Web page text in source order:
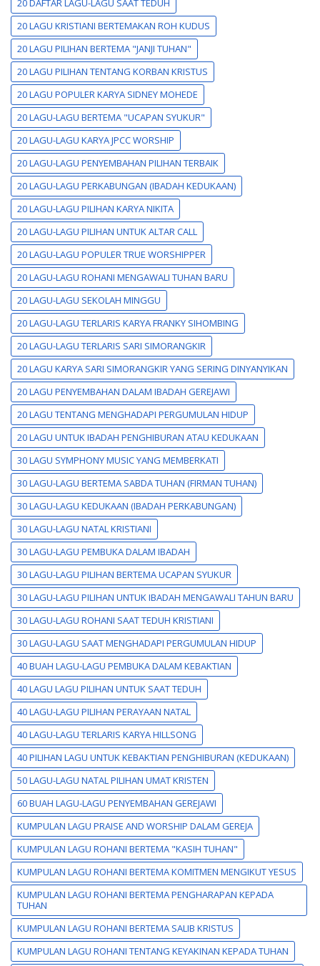
20 DAFTAR LAGU-LAGU SAAT TEDUH
20 LAGU KRISTIANI BERTEMAKAN ROH KUDUS
20 LAGU PILIHAN BERTEMA "JANJI TUHAN"
20 LAGU PILIHAN TENTANG KORBAN KRISTUS
20 LAGU POPULER KARYA SIDNEY MOHEDE
20 LAGU-LAGU BERTEMA "UCAPAN SYUKUR"
20 LAGU-LAGU KARYA JPCC WORSHIP
20 LAGU-LAGU PENYEMBAHAN PILIHAN TERBAIK
20 LAGU-LAGU PERKABUNGAN (IBADAH KEDUKAAN)
20 LAGU-LAGU PILIHAN KARYA NIKITA
20 LAGU-LAGU PILIHAN UNTUK ALTAR CALL
20 LAGU-LAGU POPULER TRUE WORSHIPPER
20 LAGU-LAGU ROHANI MENGAWALI TUHAN BARU
20 LAGU-LAGU SEKOLAH MINGGU
20 LAGU-LAGU TERLARIS KARYA FRANKY SIHOMBING
20 LAGU-LAGU TERLARIS SARI SIMORANGKIR
20 LAGU KARYA SARI SIMORANGKIR YANG SERING DINYANYIKAN
20 LAGU PENYEMBAHAN DALAM IBADAH GEREJAWI
20 LAGU TENTANG MENGHADAPI PERGUMULAN HIDUP
20 LAGU UNTUK IBADAH PENGHIBURAN ATAU KEDUKAAN
30 LAGU SYMPHONY MUSIC YANG MEMBERKATI
30 LAGU-LAGU BERTEMA SABDA TUHAN (FIRMAN TUHAN)
30 LAGU-LAGU KEDUKAAN (IBADAH PERKABUNGAN)
30 LAGU-LAGU NATAL KRISTIANI
30 LAGU-LAGU PEMBUKA DALAM IBADAH
30 LAGU-LAGU PILIHAN BERTEMA UCAPAN SYUKUR
30 LAGU-LAGU PILIHAN UNTUK IBADAH MENGAWALI TAHUN BARU
30 LAGU-LAGU ROHANI SAAT TEDUH KRISTIANI
30 LAGU-LAGU SAAT MENGHADAPI PERGUMULAN HIDUP
40 BUAH LAGU-LAGU PEMBUKA DALAM KEBAKTIAN
40 LAGU LAGU PILIHAN UNTUK SAAT TEDUH
40 LAGU-LAGU PILIHAN PERAYAAN NATAL
40 LAGU-LAGU TERLARIS KARYA HILLSONG
40 PILIHAN LAGU UNTUK KEBAKTIAN PENGHIBURAN (KEDUKAAN)
50 LAGU-LAGU NATAL PILIHAN UMAT KRISTEN
60 BUAH LAGU-LAGU PENYEMBAHAN GEREJAWI
KUMPULAN LAGU PRAISE AND WORSHIP DALAM GEREJA
KUMPULAN LAGU ROHANI BERTEMA "KASIH TUHAN"
KUMPULAN LAGU ROHANI BERTEMA KOMITMEN MENGIKUT YESUS
KUMPULAN LAGU ROHANI BERTEMA PENGHARAPAN KEPADA
TUHAN
KUMPULAN LAGU ROHANI BERTEMA SALIB KRISTUS
KUMPULAN LAGU ROHANI TENTANG KEYAKINAN KEPADA TUHAN